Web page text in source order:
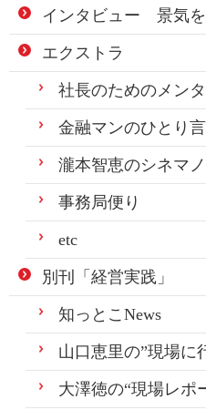
インタビュー 景気を
エクストラ
社長のためのメン
金融マンのひとり言
瀧本智恵のシネマ
事務局便り
etc
別刊「経営実践」
知っとこNews
山口恵里の”現場に
大澤徳の“現場レポ